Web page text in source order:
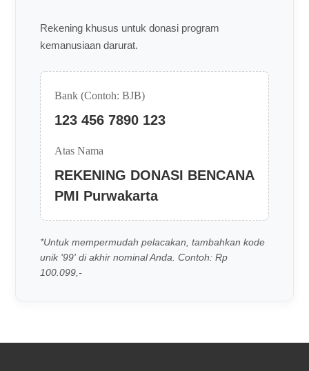
Rekening khusus untuk donasi program
kemanusiaan darurat.
Bank (Contoh: BJB)
123 456 7890 123
Atas Nama
REKENING DONASI BENCANA
PMI Purwakarta
*Untuk mempermudah pelacakan, tambahkan kode
unik '99' di akhir nominal Anda. Contoh: Rp
100.099,-